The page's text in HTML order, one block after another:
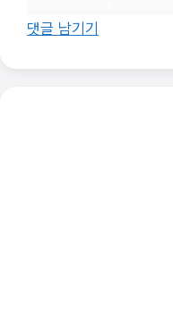
암호화폐 시장
댓글 남기기